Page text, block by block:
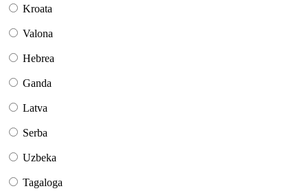
Kroata
Valona
Hebrea
Ganda
Latva
Serba
Uzbeka
Tagaloga